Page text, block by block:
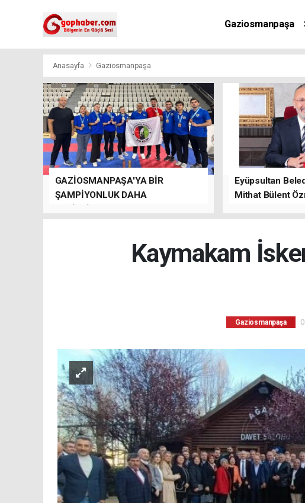
Gaziosmanpaşa
Anasayfa Gaziosmanpaşa
GAZİOSMANPAŞA'YA BİR
ŞAMPİYONLUK DAHA
Eyüpsultan
Mithat Bülent
Kaymakam
Gaziosmanpaşa